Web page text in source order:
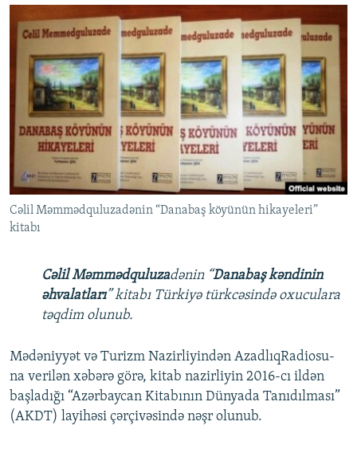
ARAŞDIRMA
MULTIMEDIA
VIDEO
FOTOQALEREYA
İNFOQRAFIKA
KARIKATURA
RADIO ARXIV
OXU ZALI
AZƏRBAYCAN ƏDƏBIYYATI KITABXANASI
İSLAM VƏ DEMOKRATIYA
İZ - MƏDƏNIYYƏT PROQRAMI
HAQQIMIZDA
MISSIYAMIZ
PEŞƏ ETIKASI VƏ JURNALISTIKA STANDARTLARIMIZ
MATERIALLARIMIZDAN ISTIFADƏ
AZADLIQRADIOSU MOBIL TELEFONUNUZDA
XƏBƏR BÜLLETENLƏRIMIZ
BIZI IZLƏ
RFE/RL-in bütün saytları
Cəlil Məmmədquluzadənin “Danabaş köyünün hikayeleri”
kitabı
Cəlil Məmmədquluzadənin “Danabaş kəndinin
əhvalatları” kitabı Türkiyə türkcəsində oxuculara
təqdim olunub.
Mədəniyyət və Turizm Nazirliyindən AzadlıqRadiosu-
na verilən xəbərə görə, kitab nazirliyin 2016-cı ildən
başladığı “Azərbaycan Kitabının Dünyada Tanıdılması”
(AKDT) layihəsi çərçivəsində nəşr olunub.